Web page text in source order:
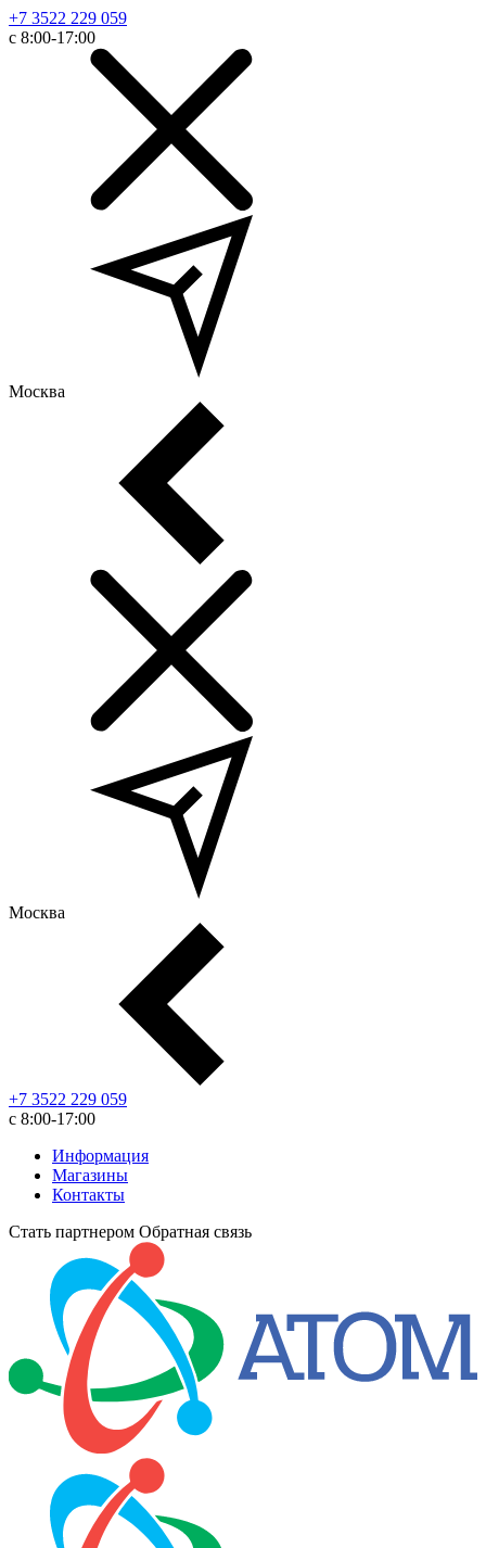
+7 3522 229 059
с 8:00-17:00
Москва
Москва
+7 3522 229 059
с 8:00-17:00
Информация
Магазины
Контакты
Стать партнером Обратная связь